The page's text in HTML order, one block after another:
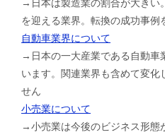
→日本は製造業の割合が大きい
を迎える業界。転換の成功事例
自動車業界について
→日本の一大産業である自動車
います。関連業界も含めて変化
せん
小売業について
→小売業は今後のビジネス形態